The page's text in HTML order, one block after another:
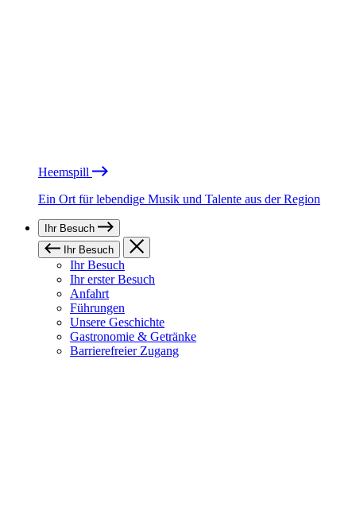
Heemspill
Ein Ort für lebendige Musik und Talente aus der Region
Ihr Besuch
Ihr Besuch
Ihr Besuch
Ihr erster Besuch
Anfahrt
Führungen
Unsere Geschichte
Gastronomie & Getränke
Barrierefreier Zugang